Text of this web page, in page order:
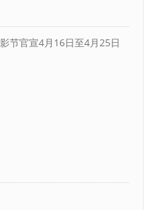
节官宣4月16日至4月25日